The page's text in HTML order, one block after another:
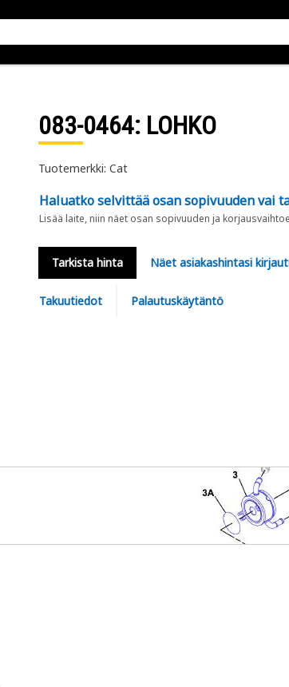
083-0464: LOHKO
Tuotemerkki: Cat
Haluatko selvittää osan sopivuuden vai
Lisää laite, niin näet osan sopivuuden ja
Tarkista hinta Näet asiakashintasi
Takuutiedot Palautuskäytäntö